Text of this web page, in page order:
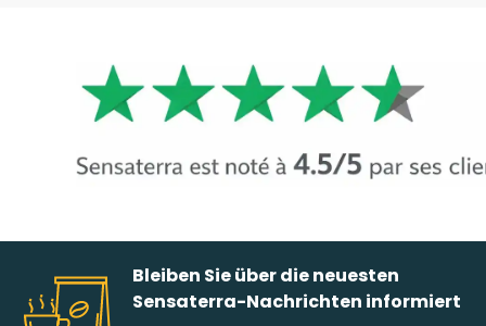
Bleiben Sie über die neuesten
Sensaterra-Nachrichten informiert